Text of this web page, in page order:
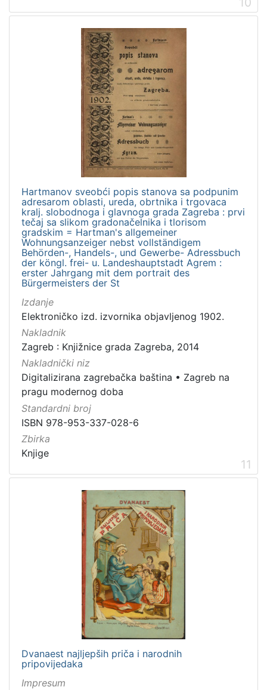
Hartmanov sveobći popis stanova sa podpunim
adresarom oblasti, ureda, obrtnika i trgovaca
kralj. slobodnoga i glavnoga grada Zagreba : prvi
tečaj sa slikom gradonačelnika i tlorisom
gradskim = Hartman's allgemeiner
Wohnungsanzeiger nebst vollständigem
Behörden-, Handels-, und Gewerbe- Adressbuch
der köngl. frei- u. Landeshauptstadt Agrem :
erster Jahrgang mit dem portrait des
Bürgermeisters der St
Izdanje
Elektroničko izd. izvornika objavljenog 1902.
Nakladnik
Zagreb : Knjižnice grada Zagreba, 2014
Nakladnički niz
Digitalizirana zagrebačka baština • Zagreb na
pragu modernog doba
Standardni broj
ISBN 978-953-337-028-6
Zbirka
Knjige
11
Dvanaest najljepših priča i narodnih
pripovijedaka
Impresum